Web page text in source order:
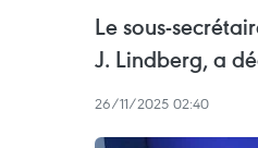
Le sous-
J. Lindberg, a
26/11/2025 02:40